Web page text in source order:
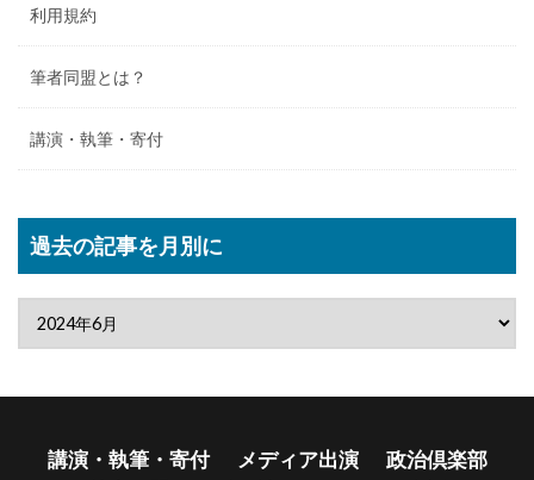
利用規約
筆者同盟とは？
講演・執筆・寄付
過去の記事を月別に
講演・執筆・寄付 メディア出演
政治倶楽部